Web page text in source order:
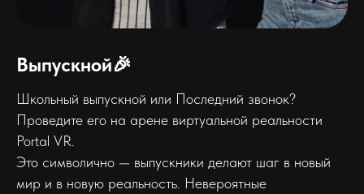
Выпускной🎉
Школьный выпускной или Последний звонок?
Проведите его на арене виртуальной реальности
Portal VR.
Это символично — выпускники делают шаг в новый
мир и в новую реальность. Невероятные